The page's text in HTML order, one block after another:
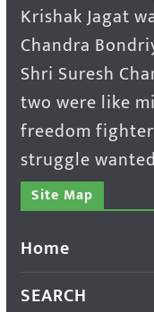
Krishak Jagat
Chandra
Shri Suresh
two were like
freedom
struggle
Site Map
Home
SEARCH